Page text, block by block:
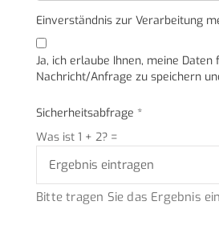
Einverständnis zur Verarbeitung
Ja, ich erlaube Ihnen, meine Daten
Nachricht/Anfrage zu speichern
Sicherheitsabfrage *
Was ist 1 + 2? =
Bitte tragen Sie das Ergebnis ein